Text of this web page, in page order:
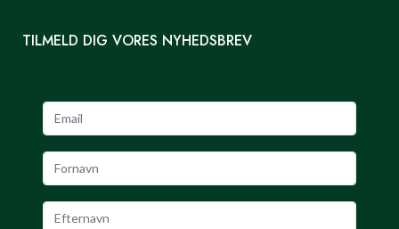
TILMELD DIG VORES NYHEDSBREV